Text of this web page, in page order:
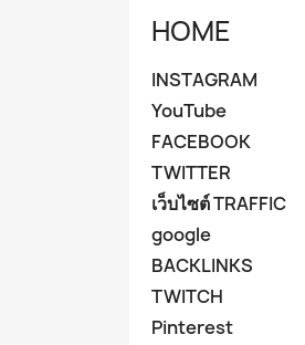
HOME
INSTAGRAM
YouTube
FACEBOOK
TWITTER
เว็บไซต์ TRAFFIC
google
BACKLINKS
TWITCH
Pinterest